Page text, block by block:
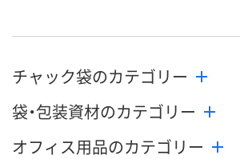
チャック袋のカテゴリー
袋・包装資材のカテゴリー
オフィス用品のカテゴリー